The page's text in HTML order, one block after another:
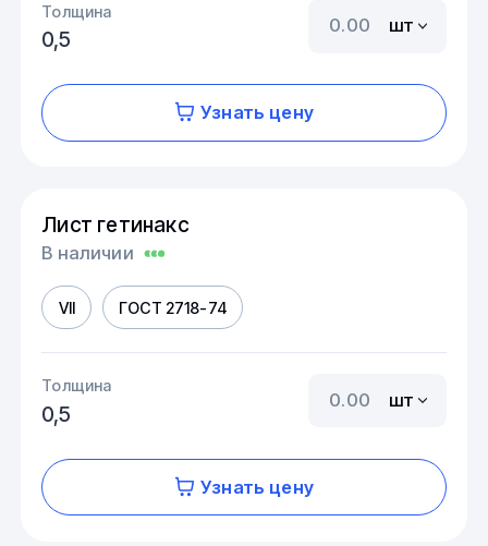
Толщина
0,5
шт
Узнать цену
Лист гетинакс
В наличии
VII ГОСТ 2718-74
Толщина
0,5
шт
Узнать цену